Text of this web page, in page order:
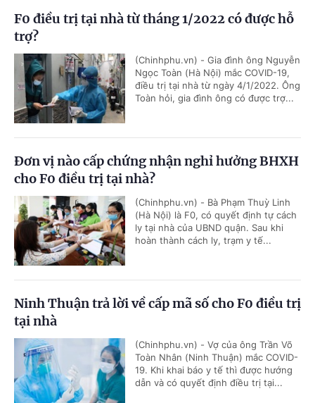
F0 điều trị tại nhà từ tháng 1/2022 có được hỗ
trợ?
(Chinhphu.vn) - Gia đình ông Nguyễn
Ngọc Toàn (Hà Nội) mắc COVID-19,
điều trị tại nhà từ ngày 4/1/2022. Ông
Toàn hỏi, gia đình ông có được trợ...
Đơn vị nào cấp chứng nhận nghỉ hưởng BHXH
cho F0 điều trị tại nhà?
(Chinhphu.vn) - Bà Phạm Thuỳ Linh
(Hà Nội) là F0, có quyết định tự cách
ly tại nhà của UBND quận. Sau khi
hoàn thành cách ly, trạm y tế...
Ninh Thuận trả lời về cấp mã số cho F0 điều trị
tại nhà
(Chinhphu.vn) - Vợ của ông Trần Võ
Toàn Nhân (Ninh Thuận) mắc COVID-
19. Khi khai báo y tế thì được hướng
dẫn và có quyết định điều trị tại...